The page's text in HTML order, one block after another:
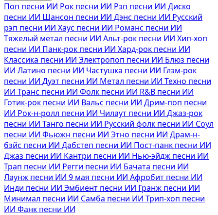
Поп песни ИИ Рок песни ИИ Рэп песни ИИ Диско
песни ИИ Шансон песни ИИ Дэнс песни ИИ Русский
рэп песни ИИ Хаус песни ИИ Романс песни ИИ
Тяжелый метал песни ИИ Альт-рок песни ИИ Хип-хоп
песни ИИ Панк-рок песни ИИ Хард-рок песни ИИ
Классика песни ИИ Электропоп песни ИИ Блюз песни
ИИ Латино песни ИИ Частушка песни ИИ Глэм-рок
песни ИИ Дуэт песни ИИ Метал песни ИИ Техно песни
ИИ Транс песни ИИ Фолк песни ИИ R&B песни ИИ
Готик-рок песни ИИ Вальс песни ИИ Дрим-поп песни
ИИ Рок-н-ролл песни ИИ Чилаут песни ИИ Джаз-рок
песни ИИ Танго песни ИИ Русский фолк песни ИИ Соул
песни ИИ Фьюжн песни ИИ Этно песни ИИ Драм-н-
бэйс песни ИИ Дабстеп песни ИИ Пост-панк песни ИИ
Джаз песни ИИ Кантри песни ИИ Нью-эйдж песни ИИ
Трап песни ИИ Регги песни ИИ Бачата песни ИИ
Лаунж песни ИИ 9 мая песни ИИ Афробит песни ИИ
Инди песни ИИ Эмбиент песни ИИ Гранж песни ИИ
Минимал песни ИИ Самба песни ИИ Трип-хоп песни
ИИ Фанк песни ИИ